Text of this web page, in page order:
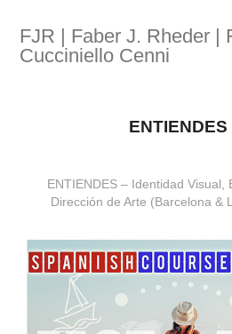
FJR | Faber J. Rheder |
Cucciniello Cenni
ENTIENDES
ENTIENDES – Identidad Visual,
Dirección de Arte (Barcelona &